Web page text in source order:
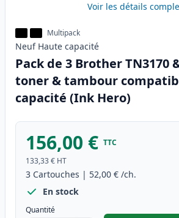
Voir les détails
Multipack
Neuf Haute capacité
Pack de 3 Brother TN3170
toner & tambour
capacité (Ink Hero)
156,00 € TTC
133,33 € HT
3 Cartouches | 52,00 € /ch.
En stock
Quantité